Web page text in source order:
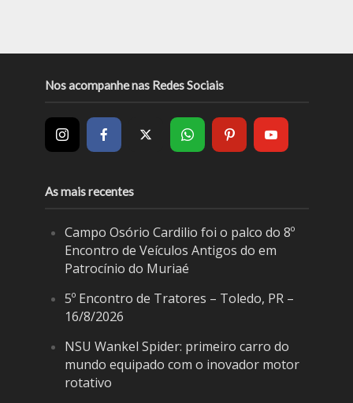
Nos acompanhe nas Redes Sociais
As mais recentes
Campo Osório Cardilio foi o palco do 8º
Encontro de Veículos Antigos do em
Patrocínio do Muriaé
5º Encontro de Tratores – Toledo, PR –
16/8/2026
NSU Wankel Spider: primeiro carro do
mundo equipado com o inovador motor
rotativo